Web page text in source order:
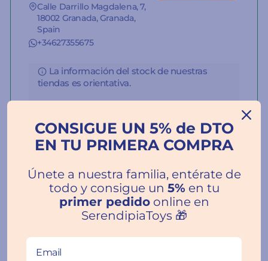
Calle Darrillo Magdalena, 7,
18002 Granada, Granada,
Spain
+34627355675
La información del stock de nuestras
tiendas es orientativa.
Reseñas de Clientes
CONSIGUE UN 5% de DTO
EN TU PRIMERA COMPRA
Únete a nuestra familia, entérate de
todo y consigue un 5% en tu
primer pedidoonline en
SerendipiaToys 🎁